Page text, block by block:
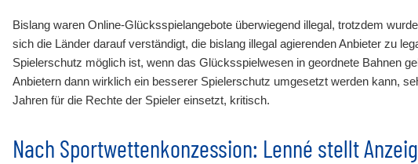
Bislang waren Online-Glücksspielangebote überwiegend illegal, trotzdem
sich die Länder darauf verständigt, die bislang illegal agierenden Anbieter zu
Spielerschutz möglich ist, wenn das Glücksspielwesen in geordnete Bahnen
Anbietern dann wirklich ein besserer Spielerschutz umgesetzt werden kann,
Jahren für die Rechte der Spieler einsetzt, kritisch.
Nach Sportwettenkonzession: Lenné stellt